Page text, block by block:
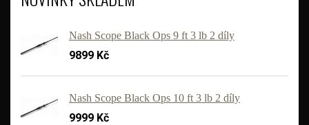
Nash Scope Black Ops 9 ft 3 lb 2 díly
9899 Kč
Nash Scope Black Ops 10 ft 3 lb 2 díly
9999 Kč